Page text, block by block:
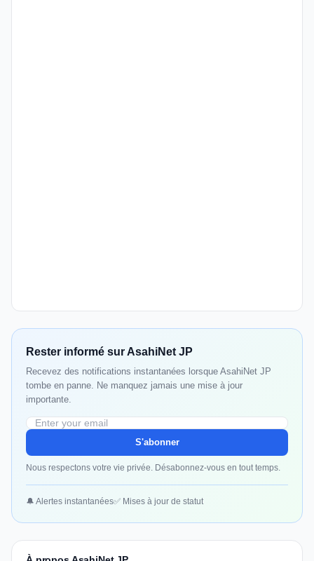
Rester informé sur AsahiNet JP
Recevez des notifications instantanées lorsque AsahiNet JP
tombe en panne. Ne manquez jamais une mise à jour
importante.
S'abonner
Nous respectons votre vie privée. Désabonnez-vous en tout temps.
🔔 Alertes instantanées✅ Mises à jour de statut